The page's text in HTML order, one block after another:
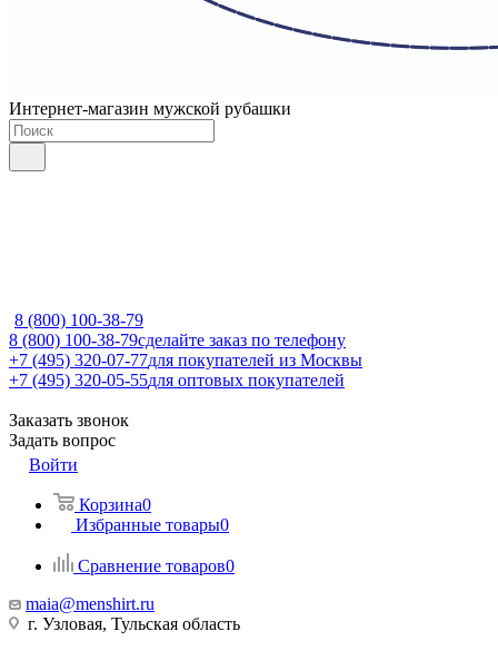
Интернет-магазин мужской рубашки
8 (800) 100-38-79
8 (800) 100-38-79сделайте заказ по телефону
+7 (495) 320-07-77для покупателей из Москвы
+7 (495) 320-05-55для оптовых покупателей
Заказать звонок
Задать вопрос
Войти
Корзина0
Избранные товары0
Сравнение товаров0
maia@menshirt.ru
г. Узловая, Тульская область